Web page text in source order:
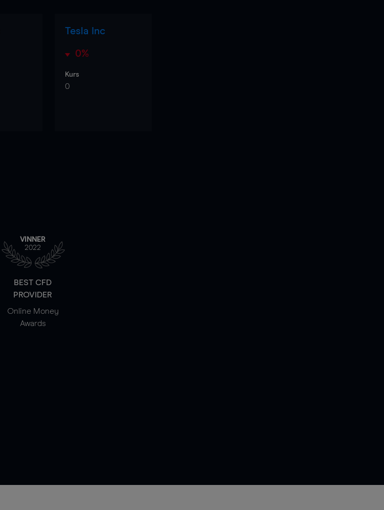
Tesla Inc
0%
Kurs
0
VINNER
2022
BEST CFD
PROVIDER
Online Money
Awards